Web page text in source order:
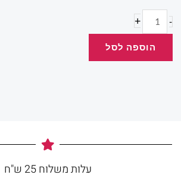
-
1Q
84
+
הוספה לסל
עלות משלוח 25 ש"ח